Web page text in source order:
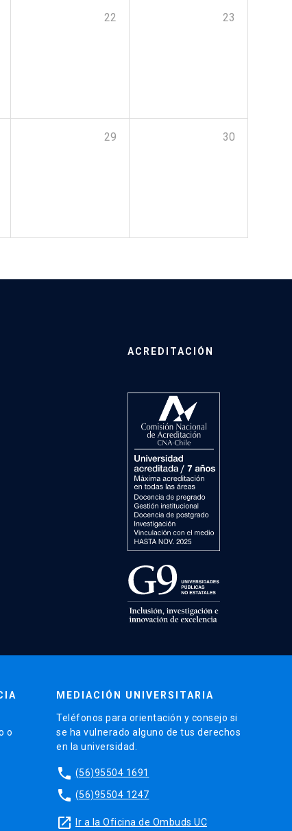
22 23
29 30
ACREDITACIÓN
o
MEDIACIÓN UNIVERSITARIA
Teléfonos para orientación y consejo si
se ha vulnerado alguno de tus derechos
en la universidad.
phone (56)95504 1691
phone (56)95504 1247
launch Ir a la Oficina de Ombuds UC